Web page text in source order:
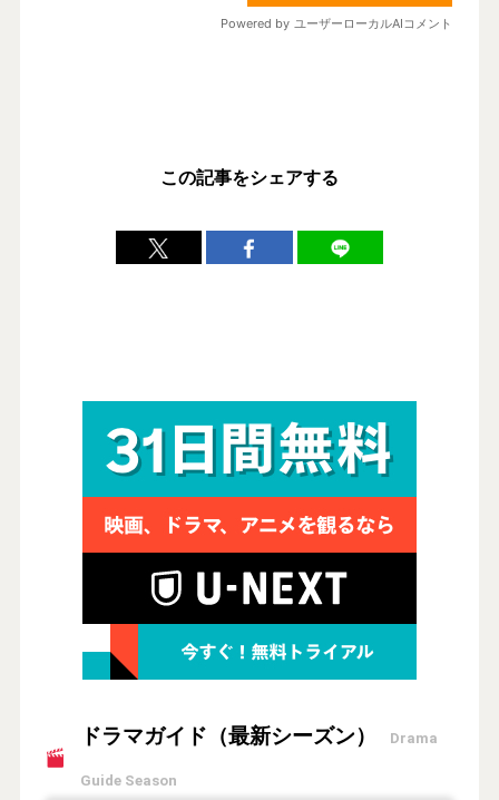
この記事をシェアする
ドラマガイド（最新シーズン） Drama
Guide Season